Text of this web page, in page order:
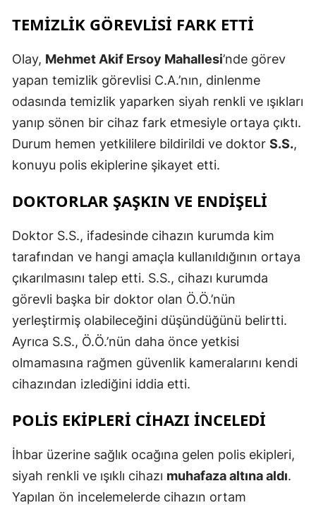
TEMIZLIK GÖREVLISI FARK ETTI
Olay, Mehmet Akif Ersoy Mahallesi’nde görev
yapan temizlik görevlisi C.A.’nın, dinlenme
odasında temizlik yaparken siyah renkli ve ışıkları
yanıp sönen bir cihaz fark etmesiyle ortaya çıktı.
Durum hemen yetkililere bildirildi ve doktor S.S.,
konuyu polis ekiplerine şikayet etti.
DOKTORLAR ŞAŞKIN VE ENDIŞELI
Doktor S.S., ifadesinde cihazın kurumda kim
tarafından ve hangi amaçla kullanıldığının ortaya
çıkarılmasını talep etti. S.S., cihazı kurumda
görevli başka bir doktor olan Ö.Ö.’nün
yerleştirmiş olabileceğini düşündüğünü belirtti.
Ayrıca S.S., Ö.Ö.’nün daha önce yetkisi
olmamasına rağmen güvenlik kameralarını kendi
cihazından izlediğini iddia etti.
POLIS EKIPLERI CIHAZI İNCELEDI
İhbar üzerine sağlık ocağına gelen polis ekipleri,
siyah renkli ve ışıklı cihazı muhafaza altına aldı.
Yapılan ön incelemelerde cihazın ortam